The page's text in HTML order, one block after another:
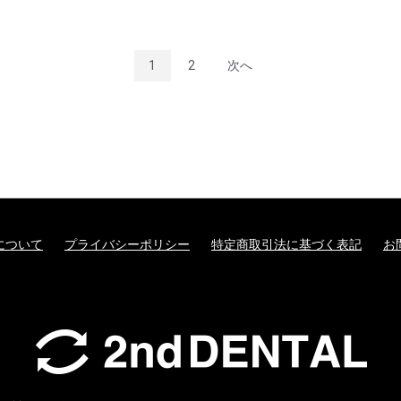
1 2 次へ
ついて プライバシーポリシー 特定商取引法に基づく表記 お